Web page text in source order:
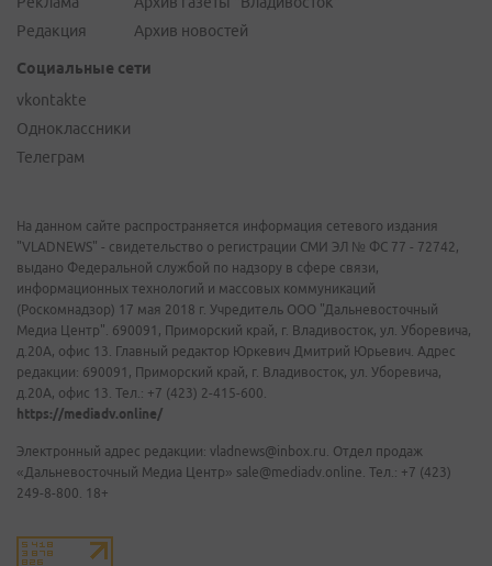
Редакция
Архив новостей
Социальные сети
vkontakte
Одноклассники
Телеграм
На данном сайте распространяется информация сетевого издания
"VLADNEWS" - свидетельство о регистрации СМИ ЭЛ № ФС 77 - 72742,
выдано Федеральной службой по надзору в сфере связи,
информационных технологий и массовых коммуникаций
(Роскомнадзор) 17 мая 2018 г. Учредитель ООО "Дальневосточный
Медиа Центр". 690091, Приморский край, г. Владивосток, ул. Уборевича,
д.20А, офис 13. Главный редактор Юркевич Дмитрий Юрьевич. Адрес
редакции: 690091, Приморский край, г. Владивосток, ул. Уборевича,
д.20А, офис 13. Тел.: +7 (423) 2-415-600.
https://mediadv.online/
Электронный адрес редакции: vladnews@inbox.ru. Отдел продаж
«Дальневосточный Медиа Центр» sale@mediadv.online. Тел.: +7 (423)
249-8-800. 18+